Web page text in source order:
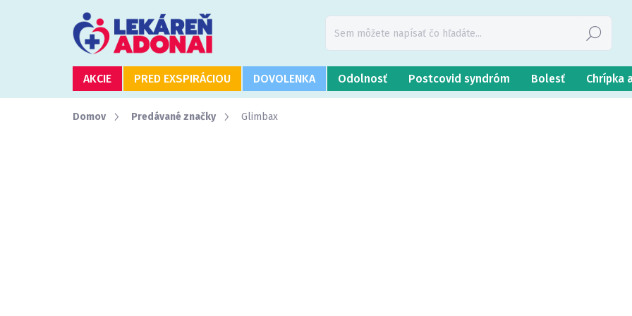
Hľadať
AKCIE PRED EXSPIRÁCIOU DOVOLENKA Odolnosť Postcovid syndróm Bolesť Chrípka
Domov Predávané značky Glimbax